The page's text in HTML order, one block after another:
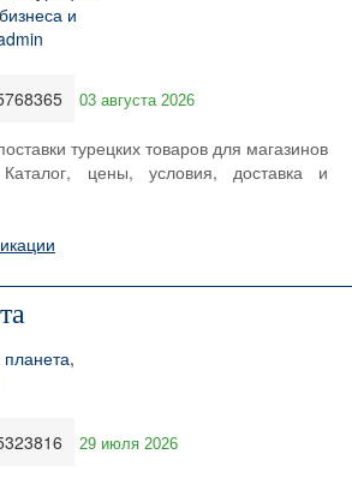
03 августа 2026
турецких товаров для магазинов
цены, условия, доставка и
29 июля 2026